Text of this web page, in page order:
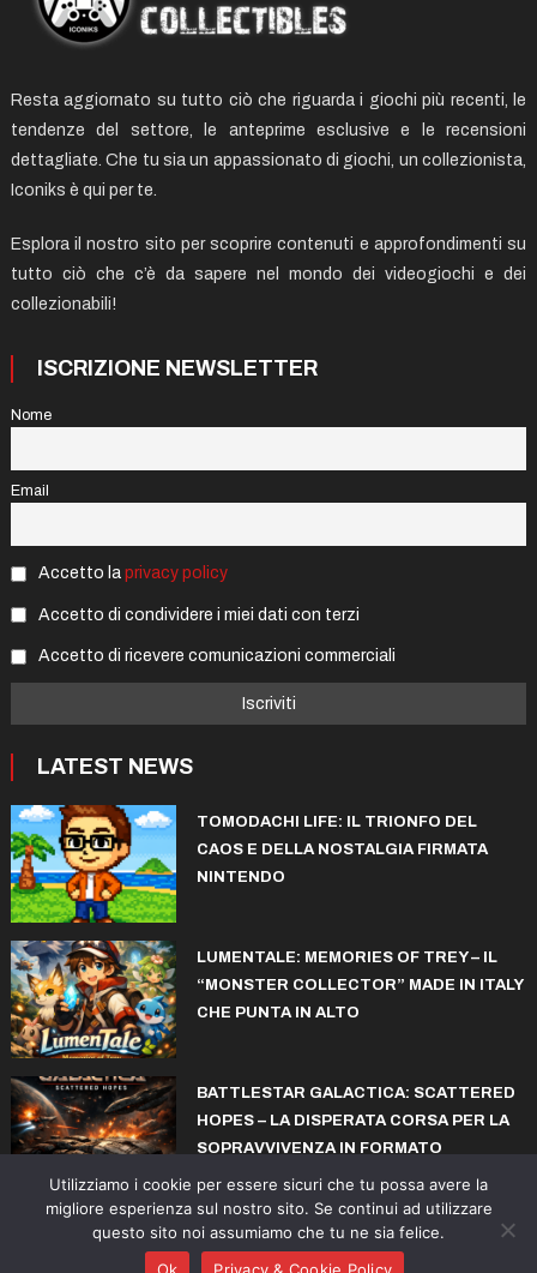
Resta aggiornato su tutto ciò che riguarda i giochi più recenti, le
tendenze del settore, le anteprime esclusive e le recensioni
dettagliate. Che tu sia un appassionato di giochi, un collezionista,
Iconiks è qui per te.
Esplora il nostro sito per scoprire contenuti e approfondimenti su
tutto ciò che c’è da sapere nel mondo dei videogiochi e dei
collezionabili!
ISCRIZIONE NEWSLETTER
Nome
Email
Accetto la privacy policy
Accetto di condividere i miei dati con terzi
Accetto di ricevere comunicazioni commerciali
LATEST NEWS
TOMODACHI LIFE: IL TRIONFO DEL
CAOS E DELLA NOSTALGIA FIRMATA
NINTENDO
LUMENTALE: MEMORIES OF TREY – IL
“MONSTER COLLECTOR” MADE IN ITALY
CHE PUNTA IN ALTO
BATTLESTAR GALACTICA: SCATTERED
HOPES – LA DISPERATA CORSA PER LA
SOPRAVVIVENZA IN FORMATO
ROGUELITE
© copyright iconiks.net 2015-2026
Utilizziamo i cookie per essere sicuri che tu possa avere la
migliore esperienza sul nostro sito. Se continui ad utilizzare
questo sito noi assumiamo che tu ne sia felice.
Ok
Privacy & Cookie Policy